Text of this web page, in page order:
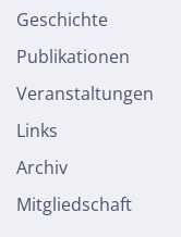
Geschichte
Publikationen
Veranstaltungen
Links
Archiv
Mitgliedschaft